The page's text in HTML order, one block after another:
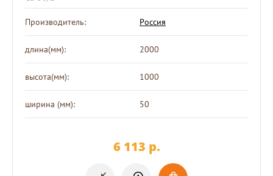
Производитель: Россия
длина(мм): 2000
высота(мм): 1000
ширина (мм): 50
6 113 p.